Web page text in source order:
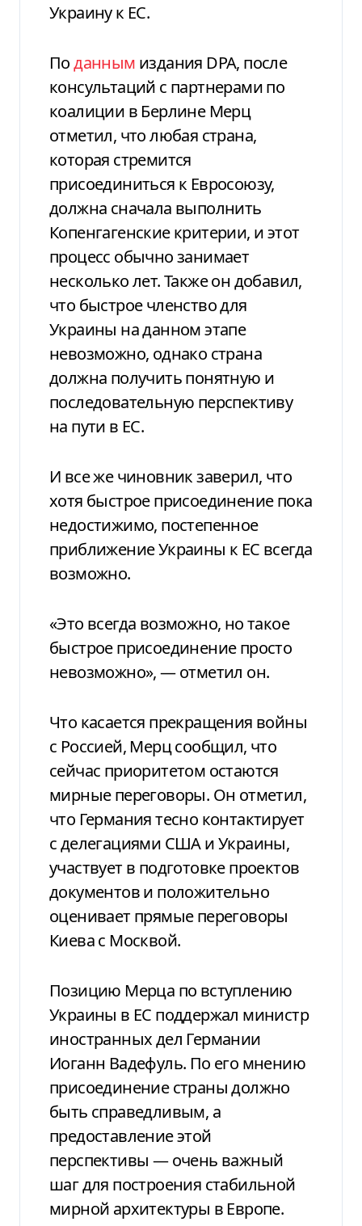
Украину к ЕС.
Поданным издания DPA, после
консультаций с партнерами по
коалиции в Берлине Мерц
отметил, что любая страна,
которая стремится
присоединиться к Евросоюзу,
должна сначала выполнить
Копенгагенские критерии, и этот
процесс обычно занимает
несколько лет. Также он добавил,
что быстрое членство для
Украины на данном этапе
невозможно, однако страна
должна получить понятную и
последовательную перспективу
на пути в ЕС.
И все же чиновник заверил, что
хотя быстрое присоединение пока
недостижимо, постепенное
приближение Украины к ЕС всегда
возможно.
«Это всегда возможно, но такое
быстрое присоединение просто
невозможно», — отметил он.
Что касается прекращения войны
с Россией, Мерц сообщил, что
сейчас приоритетом остаются
мирные переговоры. Он отметил,
что Германия тесно контактирует
с делегациями США и Украины,
участвует в подготовке проектов
документов и положительно
оценивает прямые переговоры
Киева с Москвой.
Позицию Мерца по вступлению
Украины в ЕС поддержал министр
иностранных дел Германии
Иоганн Вадефуль. По его мнению
присоединение страны должно
быть справедливым, а
предоставление этой
перспективы — очень важный
шаг для построения стабильной
мирной архитектуры в Европе.